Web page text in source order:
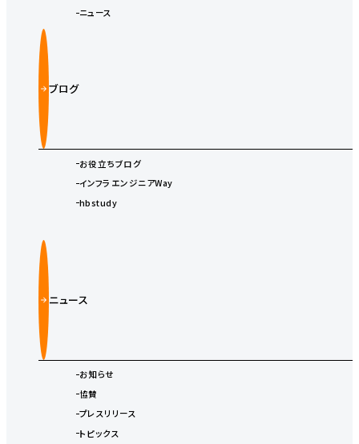
ニュース
ブログ
お役立ちブログ
インフラエンジニアWay
hbstudy
ニュース
お知らせ
協賛
プレスリリース
トピックス